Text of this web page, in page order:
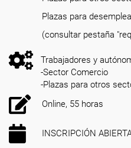
Plazas para
(consultar pestaña
Trabajadores y
-Sector Comercio
-Plazas para otros
Online, 55 horas
INSCRIPCIÓN